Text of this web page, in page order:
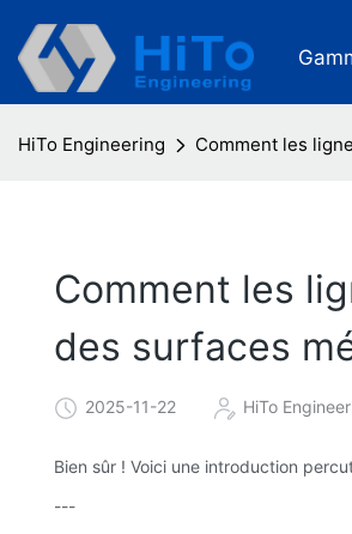
HiTo Engineering Comment les
Comment les
des surfaces
2025-11-22 HiTo
Bien sûr ! Voici une introduction
---